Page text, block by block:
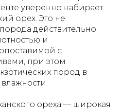
уверенно набирает
орех. Это не
действительно
и
с
при этом
пород в
ореха — широкая